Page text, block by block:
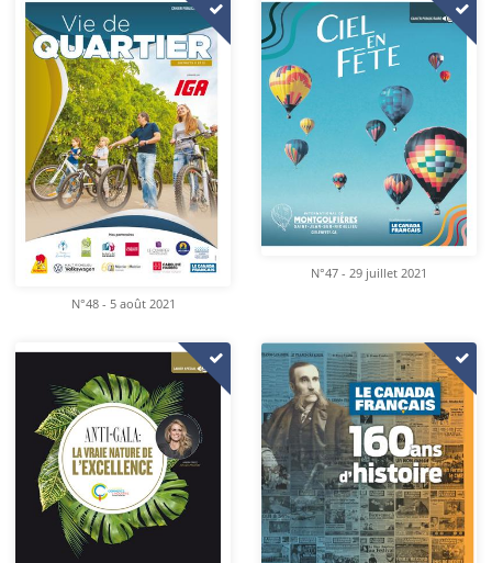
N°48 - 5 août 2021
N°47 - 29 juillet 2021